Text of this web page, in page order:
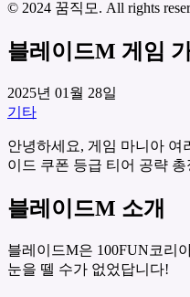
© 2024 꿈직모. All rights
블레이드M 게임
2025년 01월 28일
기타
안녕하세요, 게임 마니아 여
이드 쿠폰 등급 티어 공략
블레이드M 소개
블레이드M은 100FUN코리
눈을 뗄 수가 없었답니다!